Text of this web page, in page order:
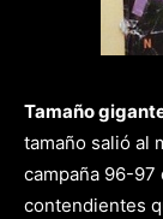
Tamaño
tamaño salió al
campaña 96-
contendientes